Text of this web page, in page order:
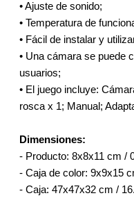
• Ajuste de sonido;
• Temperatura de
• Fácil de instalar y
• Una cámara se puede
usuarios;
• El juego incluye:
rosca x 1; Manual;
Dimensionеs:
- Producto: 8x8x11 cm /
- Caja de color: 9x9x15
- Caja: 47x47x32 cm /